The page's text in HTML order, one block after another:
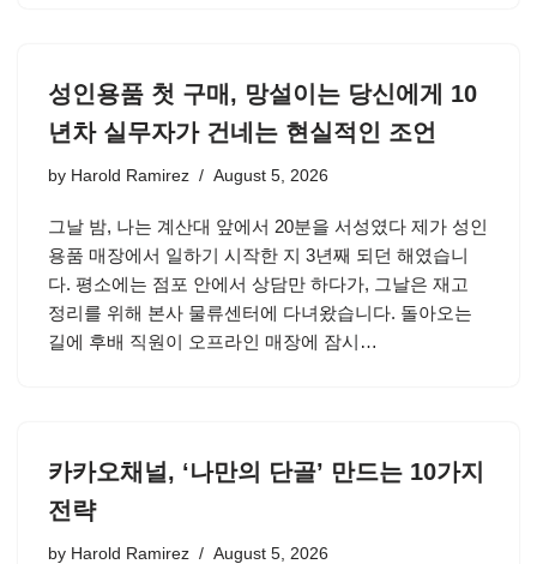
성인용품 첫 구매, 망설이는 당신에게 10
년차 실무자가 건네는 현실적인 조언
by Harold Ramirez August 5, 2026
그날 밤, 나는 계산대 앞에서 20분을 서성였다 제가 성인
용품 매장에서 일하기 시작한 지 3년째 되던 해였습니
다. 평소에는 점포 안에서 상담만 하다가, 그날은 재고
정리를 위해 본사 물류센터에 다녀왔습니다. 돌아오는
길에 후배 직원이 오프라인 매장에 잠시…
카카오채널, ‘나만의 단골’ 만드는 10가지
전략
by Harold Ramirez August 5, 2026